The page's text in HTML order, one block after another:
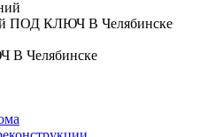
ПОД КЛЮЧ В Челябинске
Челябинске